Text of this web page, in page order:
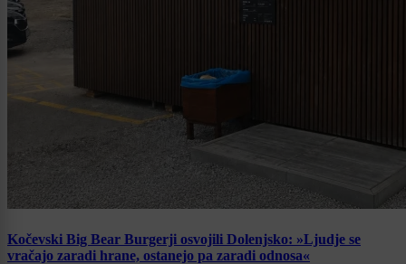
Kočevski Big Bear Burgerji osvojili Dolenjsko: »Ljudje se
vračajo zaradi hrane, ostanejo pa zaradi odnosa«